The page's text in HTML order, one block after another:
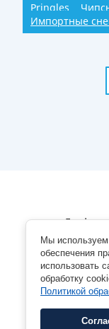
Мы
обеспечения
использовать
обработку
Политикой
Pringles
Импортные
График
Московская